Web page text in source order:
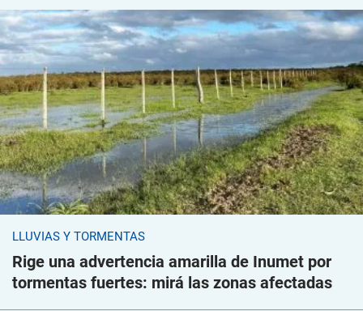
LLUVIAS Y TORMENTAS
Rige una advertencia amarilla de Inumet por
tormentas fuertes: mirá las zonas afectadas